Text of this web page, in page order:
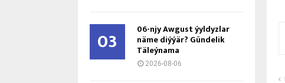
03 06-njy Awgust ýyldyzlar
näme diýýär? Gündelik
Täleýnama
2026-08-06